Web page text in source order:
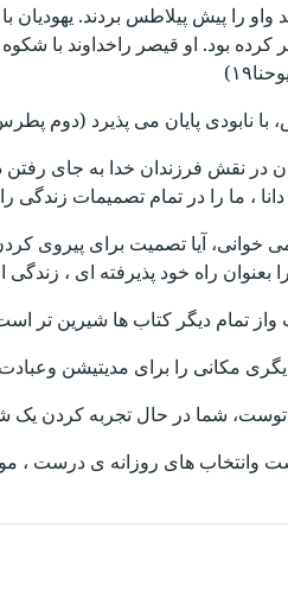
را پیش پیلاطس بردند.
کرده بود. او قیصر راخداوند با
نابودی پایان می پذیرد (دوم پطرس۳: ۱۰-
در نقش فرزندان خدا به جای
، ما را در تمام تصمیمات زندگی
آیا تصمیت برای پیروی
راه خود پذیرفته ای ،
واز تمام دیگر کتاب ها شیرین تر
دیگری مکانی را برای مدیتیشن
توست، شما در حال تجربه کردن یک
وانتخاب های روزانه ی درست